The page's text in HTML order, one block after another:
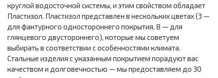
круглой водосточной системы, и этим свойством обладает
Пластизол. Пластизол представлен в нескольких цветах (3 —
для фактурного одностороннего покрытия, 8 — для
глянцевого двустороннего), которые мы советуем
выбирать в соответствии с особенностями климата.
Стальные изделия с указанным покрытием порадуют вас
качеством и долговечностью — мы предоставляем до 30